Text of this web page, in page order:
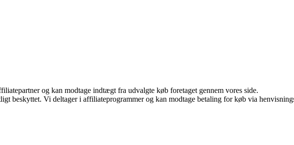
og kan modtage indtægt fra udvalgte køb foretaget gennem vores side.
beskyttet. Vi deltager i affiliateprogrammer og kan modtage betaling for køb via